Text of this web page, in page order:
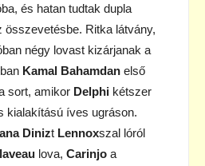
és hatan tudtak dupla
összevetésbe. Ritka látvány,
négy lovast kizárjanak a
Kamal Bahamdan első
sort, amikor Delphi kétszer
kialakítású íves ugráson.
Dinizt Lennoxszal lóról
lova, Carinjo a